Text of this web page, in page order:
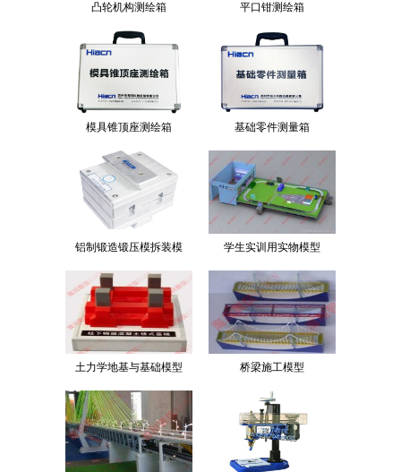
凸轮机构测绘箱 平口钳测绘箱
模具锥顶座测绘箱 基础零件测量箱
铝制锻造锻压模拆装模 学生实训用实物模型
土力学地基与基础模型 桥梁施工模型